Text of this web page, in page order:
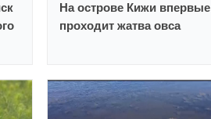
На острове Кижи впервые
проходит жатва овса